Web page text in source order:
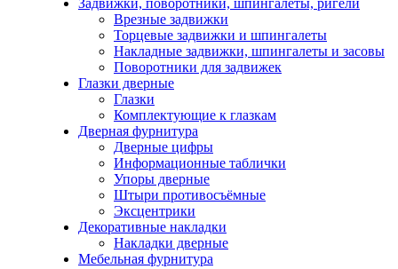
Задвижки, поворотники, шпингалеты, ригели
Врезные задвижки
Торцевые задвижки и шпингалеты
Накладные задвижки, шпингалеты и засовы
Поворотники для задвижек
Глазки дверные
Глазки
Комплектующие к глазкам
Дверная фурнитура
Дверные цифры
Информационные таблички
Упоры дверные
Штыри противосъёмные
Эксцентрики
Декоративные накладки
Накладки дверные
Мебельная фурнитура